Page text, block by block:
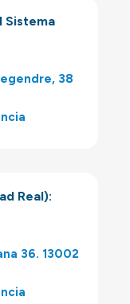
Sistema
38
Real):
36. 13002